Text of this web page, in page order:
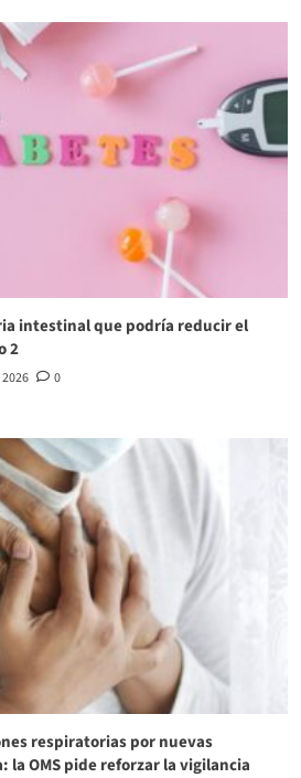
intestinal que podría reducir el
2
0
respiratorias por nuevas
OMS pide reforzar la vigilancia